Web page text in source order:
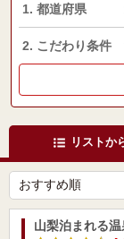
1. 都道府県
2. こだわり条件
リストか
山梨泊まれる